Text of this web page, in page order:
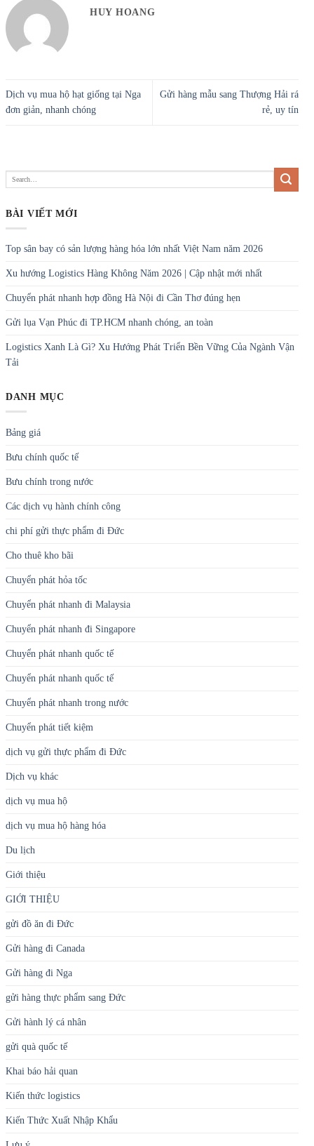
HUY HOANG
Dịch vụ mua hộ hạt giống tại Nga
đơn giản, nhanh chóng
Gửi hàng mẫu sang Thượng Hải rá
rẻ, uy tín
BÀI VIẾT MỚI
Top sân bay có sản lượng hàng hóa lớn nhất Việt Nam năm 2026
Xu hướng Logistics Hàng Không Năm 2026 | Cập nhật mới nhất
Chuyển phát nhanh hợp đồng Hà Nội đi Cần Thơ đúng hẹn
Gửi lụa Vạn Phúc đi TP.HCM nhanh chóng, an toàn
Logistics Xanh Là Gì? Xu Hướng Phát Triển Bền Vững Của Ngành Vận
Tải
DANH MỤC
Bảng giá
Bưu chính quốc tế
Bưu chính trong nước
Các dịch vụ hành chính công
chi phí gửi thực phẩm đi Đức
Cho thuê kho bãi
Chuyển phát hỏa tốc
Chuyển phát nhanh đi Malaysia
Chuyển phát nhanh đi Singapore
Chuyển phát nhanh quốc tế
Chuyển phát nhanh quốc tế
Chuyển phát nhanh trong nước
Chuyển phát tiết kiệm
dịch vụ gửi thực phẩm đi Đức
Dịch vụ khác
dịch vụ mua hộ
dịch vụ mua hộ hàng hóa
Du lịch
Giới thiệu
GIỚI THIỆU
gửi đồ ăn đi Đức
Gửi hàng đi Canada
Gửi hàng đi Nga
gửi hàng thực phẩm sang Đức
Gửi hành lý cá nhân
gửi quà quốc tế
Khai báo hải quan
Kiến thức logistics
Kiến Thức Xuất Nhập Khẩu